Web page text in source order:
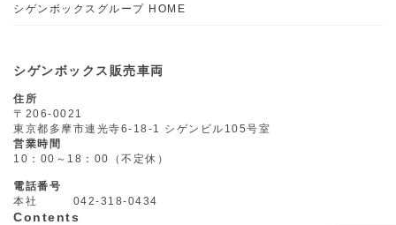
シゲンボックスグループ HOME
シゲンボックス販売車両
住所
〒206-0021
東京都多摩市連光寺6-18-1 シゲンビル105号室
営業時間
10：00～18：00（不定休）
電話番号
本社 042-318-0434
Contents